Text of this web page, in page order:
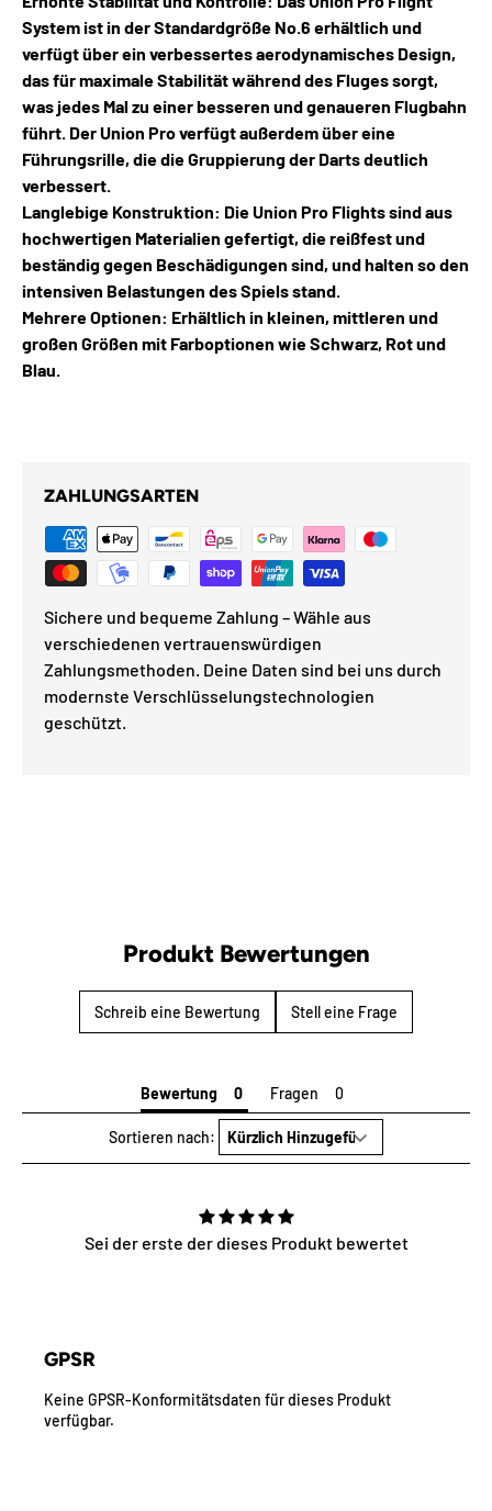
System ist in der Standardgröße No.6 erhältlich und
verfügt über ein verbessertes aerodynamisches Design,
das für maximale Stabilität während des Fluges sorgt,
was jedes Mal zu einer besseren und genaueren Flugbahn
führt. Der Union Pro verfügt außerdem über eine
Führungsrille, die die Gruppierung der Darts deutlich
verbessert.
Langlebige Konstruktion: Die Union Pro Flights sind aus
hochwertigen Materialien gefertigt, die reißfest und
beständig gegen Beschädigungen sind, und halten so den
intensiven Belastungen des Spiels stand.
Mehrere Optionen: Erhältlich in kleinen, mittleren und
großen Größen mit Farboptionen wie Schwarz, Rot und
Blau.
ZAHLUNGSARTEN
Sichere und bequeme Zahlung – Wähle aus
verschiedenen vertrauenswürdigen
Zahlungsmethoden. Deine Daten sind bei uns durch
modernste Verschlüsselungstechnologien
geschützt.
Produkt Bewertungen
Schreib eine Bewertung Stell eine Frage
Bewertung Fragen
Sortieren nach:
Sei der erste der dieses Produkt bewertet
GPSR
Keine GPSR-Konformitätsdaten für dieses Produkt
verfügbar.